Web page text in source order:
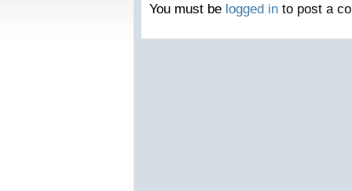
You must be logged in to post a